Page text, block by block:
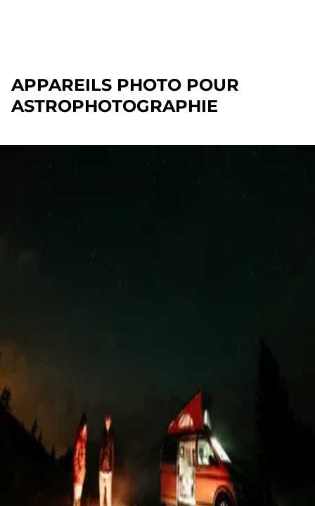
APPAREILS PHOTO POUR
ASTROPHOTOGRAPHIE